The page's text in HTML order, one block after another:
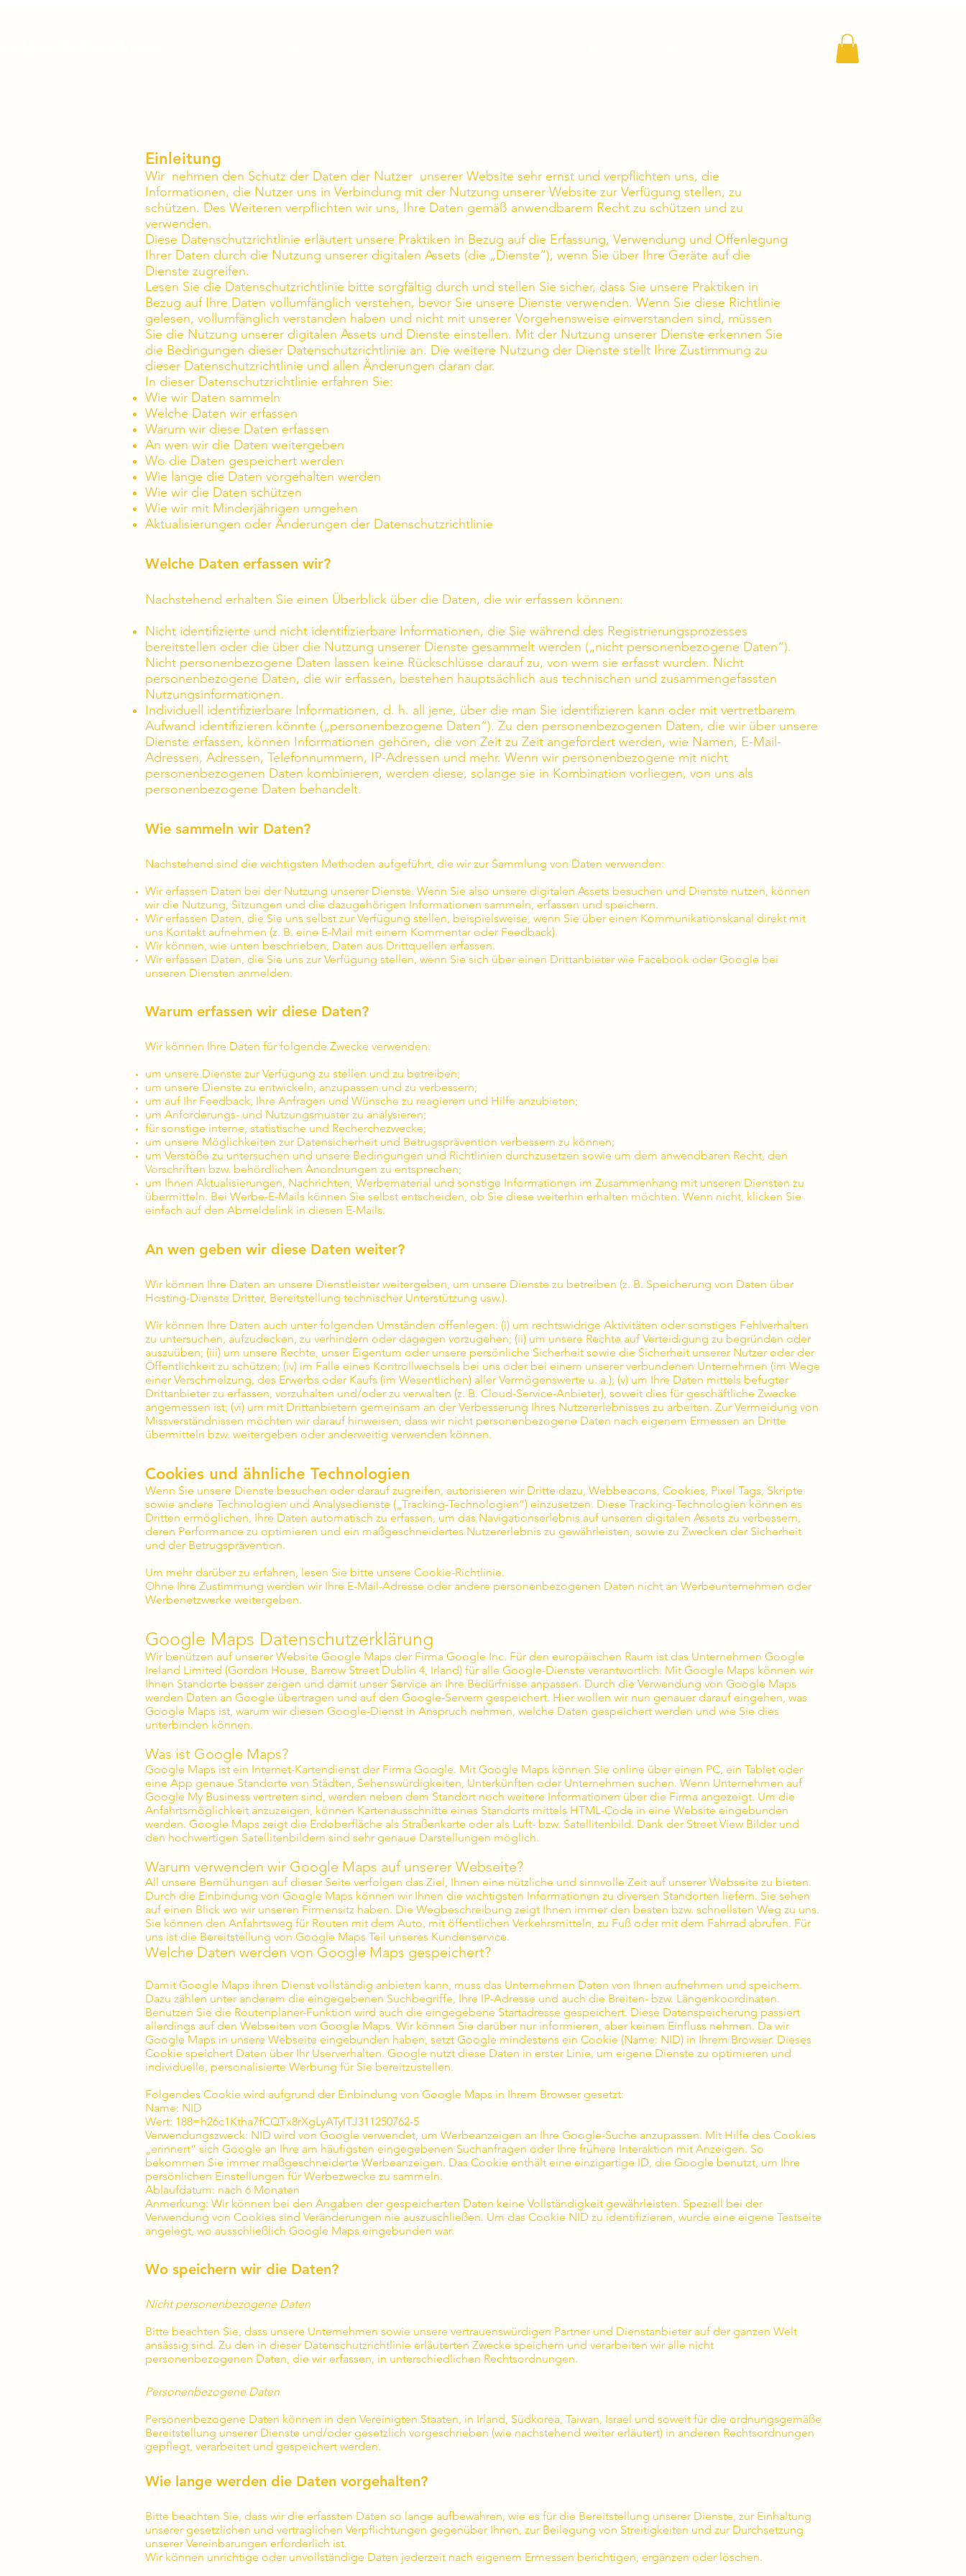
Einleitung
Wir nehmen den Schutz der Daten der Nutzer unserer Website sehr ernst und verpflichten uns, die
Informationen, die Nutzer uns in Verbindung mit der Nutzung unserer Website zur Verfügung stellen, zu
schützen. Des Weiteren verpflichten wir uns, Ihre Daten gemäß anwendbarem Recht zu schützen und zu
verwenden.
Diese Datenschutzrichtlinie erläutert unsere Praktiken in Bezug auf die Erfassung, Verwendung und Offenlegung
Ihrer Daten durch die Nutzung unserer digitalen Assets (die „Dienste“), wenn Sie über Ihre Geräte auf die
Dienste zugreifen.
Lesen Sie die Datenschutzrichtlinie bitte sorgfältig durch und stellen Sie sicher, dass Sie unsere Praktiken in
Bezug auf Ihre Daten vollumfänglich verstehen, bevor Sie unsere Dienste verwenden. Wenn Sie diese Richtlinie
gelesen, vollumfänglich verstanden haben und nicht mit unserer Vorgehensweise einverstanden sind, müssen
Sie die Nutzung unserer digitalen Assets und Dienste einstellen. Mit der Nutzung unserer Dienste erkennen Sie
die Bedingungen dieser Datenschutzrichtlinie an. Die weitere Nutzung der Dienste stellt Ihre Zustimmung zu
dieser Datenschutzrichtlinie und allen Änderungen daran dar.
In dieser Datenschutzrichtlinie erfahren Sie:
Wie wir Daten sammeln
Welche Daten wir erfassen
Warum wir diese Daten erfassen
An wen wir die Daten weitergeben
Wo die Daten gespeichert werden
Wie lange die Daten vorgehalten werden
Wie wir die Daten schützen
Wie wir mit Minderjährigen umgehen
Aktualisierungen oder Änderungen der Datenschutzrichtlinie
Welche Daten erfassen wir?
Nachstehend erhalten Sie einen Überblick über die Daten, die wir erfassen können:
Nicht identifizierte und nicht identifizierbare Informationen, die Sie während des Registrierungsprozesses
bereitstellen oder die über die Nutzung unserer Dienste gesammelt werden („nicht personenbezogene Daten“).
Nicht personenbezogene Daten lassen keine Rückschlüsse darauf zu, von wem sie erfasst wurden. Nicht
personenbezogene Daten, die wir erfassen, bestehen hauptsächlich aus technischen und zusammengefassten
Nutzungsinformationen.
Individuell identifizierbare Informationen, d. h. all jene, über die man Sie identifizieren kann oder mit vertretbarem
Aufwand identifizieren könnte („personenbezogene Daten“). Zu den personenbezogenen Daten, die wir über unsere
Dienste erfassen, können Informationen gehören, die von Zeit zu Zeit angefordert werden, wie Namen, E-Mail-
Adressen, Adressen, Telefonnummern, IP-Adressen und mehr. Wenn wir personenbezogene mit nicht
personenbezogenen Daten kombinieren, werden diese, solange sie in Kombination vorliegen, von uns als
personenbezogene Daten behandelt.
Wie sammeln wir Daten?
Nachstehend sind die wichtigsten Methoden aufgeführt, die wir zur Sammlung von Daten verwenden:
Wir erfassen Daten bei der Nutzung unserer Dienste. Wenn Sie also unsere digitalen Assets besuchen und Dienste nutzen, können
wir die Nutzung, Sitzungen und die dazugehörigen Informationen sammeln, erfassen und speichern.
Wir erfassen Daten, die Sie uns selbst zur Verfügung stellen, beispielsweise, wenn Sie über einen Kommunikationskanal direkt mit
uns Kontakt aufnehmen (z. B. eine E-Mail mit einem Kommentar oder Feedback).
Wir können, wie unten beschrieben, Daten aus Drittquellen erfassen.
Wir erfassen Daten, die Sie uns zur Verfügung stellen, wenn Sie sich über einen Drittanbieter wie Facebook oder Google bei
unseren Diensten anmelden.
Warum erfassen wir diese Daten?
Wir können Ihre Daten für folgende Zwecke verwenden:
um unsere Dienste zur Verfügung zu stellen und zu betreiben;
um unsere Dienste zu entwickeln, anzupassen und zu verbessern;
um auf Ihr Feedback, Ihre Anfragen und Wünsche zu reagieren und Hilfe anzubieten;
um Anforderungs- und Nutzungsmuster zu analysieren;
für sonstige interne, statistische und Recherchezwecke;
um unsere Möglichkeiten zur Datensicherheit und Betrugsprävention verbessern zu können;
um Verstöße zu untersuchen und unsere Bedingungen und Richtlinien durchzusetzen sowie um dem anwendbaren Recht, den
Vorschriften bzw. behördlichen Anordnungen zu entsprechen;
um Ihnen Aktualisierungen, Nachrichten, Werbematerial und sonstige Informationen im Zusammenhang mit unseren Diensten zu
übermitteln. Bei Werbe-E-Mails können Sie selbst entscheiden, ob Sie diese weiterhin erhalten möchten. Wenn nicht, klicken Sie
einfach auf den Abmeldelink in diesen E-Mails.
An wen geben wir diese Daten weiter?
Wir können Ihre Daten an unsere Dienstleister weitergeben, um unsere Dienste zu betreiben (z. B. Speicherung von Daten über
Hosting-Dienste Dritter, Bereitstellung technischer Unterstützung usw.).
Wir können Ihre Daten auch unter folgenden Umständen offenlegen: (i) um rechtswidrige Aktivitäten oder sonstiges Fehlverhalten
zu untersuchen, aufzudecken, zu verhindern oder dagegen vorzugehen; (ii) um unsere Rechte auf Verteidigung zu begründen oder
auszuüben; (iii) um unsere Rechte, unser Eigentum oder unsere persönliche Sicherheit sowie die Sicherheit unserer Nutzer oder der
Öffentlichkeit zu schützen; (iv) im Falle eines Kontrollwechsels bei uns oder bei einem unserer verbundenen Unternehmen (im Wege
einer Verschmelzung, des Erwerbs oder Kaufs (im Wesentlichen) aller Vermögenswerte u. a.); (v) um Ihre Daten mittels befugter
Drittanbieter zu erfassen, vorzuhalten und/oder zu verwalten (z. B. Cloud-Service-Anbieter), soweit dies für geschäftliche Zwecke
angemessen ist; (vi) um mit Drittanbietern gemeinsam an der Verbesserung Ihres Nutzererlebnisses zu arbeiten. Zur Vermeidung von
Missverständnissen möchten wir darauf hinweisen, dass wir nicht personenbezogene Daten nach eigenem Ermessen an Dritte
übermitteln bzw. weitergeben oder anderweitig verwenden können.
Cookies und ähnliche Technologien
Wenn Sie unsere Dienste besuchen oder darauf zugreifen, autorisieren wir Dritte dazu, Webbeacons, Cookies, Pixel Tags, Skripte
sowie andere Technologien und Analysedienste („Tracking-Technologien“) einzusetzen. Diese Tracking-Technologien können es
Dritten ermöglichen, Ihre Daten automatisch zu erfassen, um das Navigationserlebnis auf unseren digitalen Assets zu verbessern,
deren Performance zu optimieren und ein maßgeschneidertes Nutzererlebnis zu gewährleisten, sowie zu Zwecken der Sicherheit
und der Betrugsprävention.
Um mehr darüber zu erfahren, lesen Sie bitte unsere Cookie-Richtlinie.
Ohne Ihre Zustimmung werden wir Ihre E-Mail-Adresse oder andere personenbezogenen Daten nicht an Werbeunternehmen oder
Werbenetzwerke weitergeben.
Google Maps Datenschutzerklärung
Wir benützen auf unserer Website Google Maps der Firma Google Inc. Für den europäischen Raum ist das Unternehmen Google
Ireland Limited (Gordon House, Barrow Street Dublin 4, Irland) für alle Google-Dienste verantwortlich. Mit Google Maps können wir
Ihnen Standorte besser zeigen und damit unser Service an Ihre Bedürfnisse anpassen. Durch die Verwendung von Google Maps
werden Daten an Google übertragen und auf den Google-Servern gespeichert. Hier wollen wir nun genauer darauf eingehen, was
Google Maps ist, warum wir diesen Google-Dienst in Anspruch nehmen, welche Daten gespeichert werden und wie Sie dies
unterbinden können.
Was ist Google Maps?
Google Maps ist ein Internet-Kartendienst der Firma Google. Mit Google Maps können Sie online über einen PC, ein Tablet oder
eine App genaue Standorte von Städten, Sehenswürdigkeiten, Unterkünften oder Unternehmen suchen. Wenn Unternehmen auf
Google My Business vertreten sind, werden neben dem Standort noch weitere Informationen über die Firma angezeigt. Um die
Anfahrtsmöglichkeit anzuzeigen, können Kartenausschnitte eines Standorts mittels HTML-Code in eine Website eingebunden
werden. Google Maps zeigt die Erdoberfläche als Straßenkarte oder als Luft- bzw. Satellitenbild. Dank der Street View Bilder und
den hochwertigen Satellitenbildern sind sehr genaue Darstellungen möglich.
Warum verwenden wir Google Maps auf unserer Webseite?
All unsere Bemühungen auf dieser Seite verfolgen das Ziel, Ihnen eine nützliche und sinnvolle Zeit auf unserer Webseite zu bieten.
Durch die Einbindung von Google Maps können wir Ihnen die wichtigsten Informationen zu diversen Standorten liefern. Sie sehen
auf einen Blick wo wir unseren Firmensitz haben. Die Wegbeschreibung zeigt Ihnen immer den besten bzw. schnellsten Weg zu uns.
Sie können den Anfahrtsweg für Routen mit dem Auto, mit öffentlichen Verkehrsmitteln, zu Fuß oder mit dem Fahrrad abrufen. Für
uns ist die Bereitstellung von Google Maps Teil unseres Kundenservice.
Welche Daten werden von Google Maps gespeichert?
Damit Google Maps ihren Dienst vollständig anbieten kann, muss das Unternehmen Daten von Ihnen aufnehmen und speichern.
Dazu zählen unter anderem die eingegebenen Suchbegriffe, Ihre IP-Adresse und auch die Breiten- bzw. Längenkoordinaten.
Benutzen Sie die Routenplaner-Funktion wird auch die eingegebene Startadresse gespeichert. Diese Datenspeicherung passiert
allerdings auf den Webseiten von Google Maps. Wir können Sie darüber nur informieren, aber keinen Einfluss nehmen. Da wir
Google Maps in unsere Webseite eingebunden haben, setzt Google mindestens ein Cookie (Name: NID) in Ihrem Browser. Dieses
Cookie speichert Daten über Ihr Userverhalten. Google nutzt diese Daten in erster Linie, um eigene Dienste zu optimieren und
individuelle, personalisierte Werbung für Sie bereitzustellen.
Folgendes Cookie wird aufgrund der Einbindung von Google Maps in Ihrem Browser gesetzt:
Name: NID
Wert: 188=h26c1Ktha7fCQTx8rXgLyATyITJ311250762-5
Verwendungszweck: NID wird von Google verwendet, um Werbeanzeigen an Ihre Google-Suche anzupassen. Mit Hilfe des Cookies
„erinnert“ sich Google an Ihre am häufigsten eingegebenen Suchanfragen oder Ihre frühere Interaktion mit Anzeigen. So
bekommen Sie immer maßgeschneiderte Werbeanzeigen. Das Cookie enthält eine einzigartige ID, die Google benutzt, um Ihre
persönlichen Einstellungen für Werbezwecke zu sammeln.
Ablaufdatum: nach 6 Monaten
Anmerkung: Wir können bei den Angaben der gespeicherten Daten keine Vollständigkeit gewährleisten. Speziell bei der
Verwendung von Cookies sind Veränderungen nie auszuschließen. Um das Cookie NID zu identifizieren, wurde eine eigene Testseite
angelegt, wo ausschließlich Google Maps eingebunden war.
Wo speichern wir die Daten?
Nicht personenbezogene Daten
Bitte beachten Sie, dass unsere Unternehmen sowie unsere vertrauenswürdigen Partner und Dienstanbieter auf der ganzen Welt
ansässig sind. Zu den in dieser Datenschutzrichtlinie erläuterten Zwecke speichern und verarbeiten wir alle nicht
personenbezogenen Daten, die wir erfassen, in unterschiedlichen Rechtsordnungen.
Personenbezogene Daten
Personenbezogene Daten können in den Vereinigten Staaten, in Irland, Südkorea, Taiwan, Israel und soweit für die ordnungsgemäße
Bereitstellung unserer Dienste und/oder gesetzlich vorgeschrieben (wie nachstehend weiter erläutert) in anderen Rechtsordnungen
gepflegt, verarbeitet und gespeichert werden.
Wie lange werden die Daten vorgehalten?
Bitte beachten Sie, dass wir die erfassten Daten so lange aufbewahren, wie es für die Bereitstellung unserer Dienste, zur Einhaltung
unserer gesetzlichen und vertraglichen Verpflichtungen gegenüber Ihnen, zur Beilegung von Streitigkeiten und zur Durchsetzung
unserer Vereinbarungen erforderlich ist.
Wir können unrichtige oder unvollständige Daten jederzeit nach eigenem Ermessen berichtigen, ergänzen oder löschen.